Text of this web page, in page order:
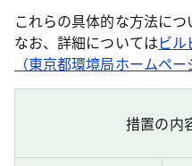
これらの具体的な方法につ
なお、詳細についてはビ
（東京都環境局ホームペー
措置の内